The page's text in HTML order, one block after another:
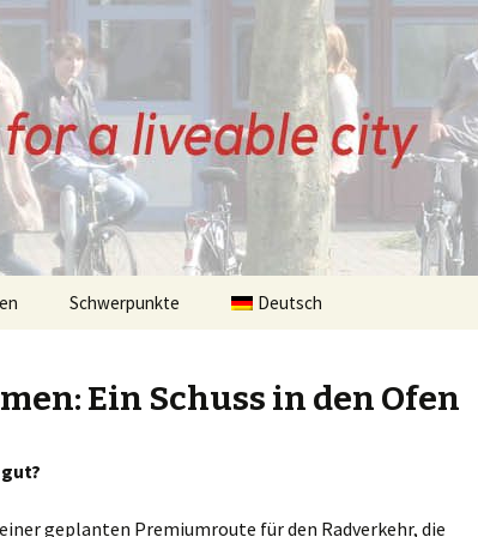
Schwerpunkte Deutsch
Ein Schuss in den Ofen
geplanten Premiumroute für den Radverkehr, die